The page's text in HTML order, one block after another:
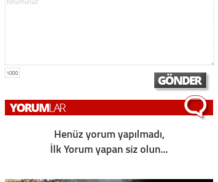
1000
Henüz yorum yapılmadı,
İlk Yorum yapan siz olun...